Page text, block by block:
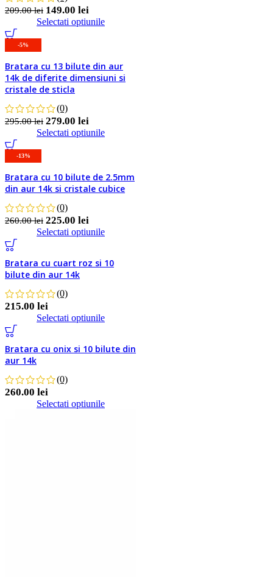
209.00lei 149.00 lei
Selectati optiunile
-5%
Favorite
Bratara cu 13 bilute din aur
14k de diferite dimensiuni si
cristale de sticla
(0)
295.00lei 279.00 lei
Selectati optiunile
-13%
Favorite
Bratara cu 10 bilute de 2.5mm
din aur 14k si cristale cubice
(0)
260.00lei 225.00 lei
Selectati optiunile
Detalii
Favorite
Bratara cu cuart roz si 10
bilute din aur 14k
(0)
215.00 lei
Selectati optiunile
Detalii
Favorite
Bratara cu onix si 10 bilute din
aur 14k
(0)
260.00 lei
Selectati optiunile